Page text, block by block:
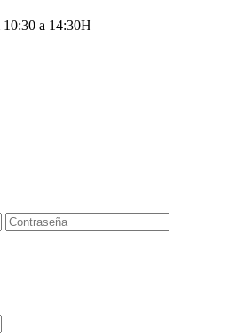
a 14:30H